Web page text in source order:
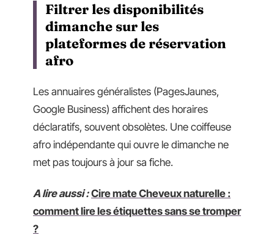
Filtrer les disponibilités
dimanche sur les
plateformes de réservation
afro
Les annuaires généralistes (PagesJaunes,
Google Business) affichent des horaires
déclaratifs, souvent obsolètes. Une coiffeuse
afro indépendante qui ouvre le dimanche ne
met pas toujours à jour sa fiche.
A lire aussi : Cire mate Cheveux naturelle :
comment lire les étiquettes sans se tromper
?